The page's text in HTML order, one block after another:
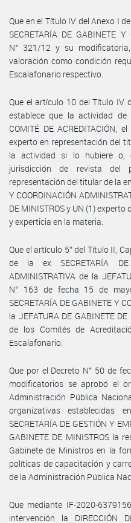
Que en el Título IV del Anexo I
SECRETARÍA DE GABINETE Y
N° 321/12 y su
valoración como condición
Escalafonario respectivo.
Que el artículo 10 del Título IV
establece que la actividad
COMITÉ DE
experto en representación del
la actividad si lo hubiere o,
jurisdicción de revista del
representación del titular de la
Y COORDINACIÓN
DE MINISTROS y UN (1)
y experticia en la materia.
Que el artículo 5° del Título II,
de la ex SECRETARÍA DE
ADMINISTRATIVA de la
N° 163 de fecha 15 de
SECRETARÍA DE GABINETE Y
la JEFATURA DE GABINETE
de los Comités de
Escalafonario.
Que por el Decreto N° 50 de
modificatorios se aprobó el
Administración Pública
organizativas establecidas
SECRETARÍA DE GESTIÓN Y
GABINETE DE MINISTROS la
Gabinete de Ministros en la
políticas de capacitación y
de la Administración Pública
Que mediante IF-2020-
intervención la DIRECCIÓN